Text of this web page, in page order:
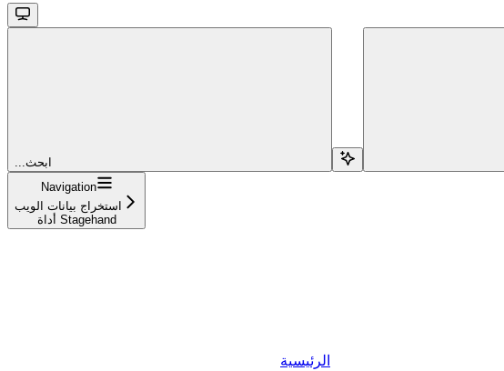
...ابحث
Navigation
استخراج بيانات الويب
أداة Stagehand
الرئيسية